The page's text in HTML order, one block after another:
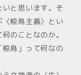
と思います。そ
椋鳥主義〉とい
のことなのか。
鳥」って何なの